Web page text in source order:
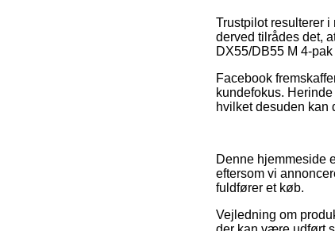
Trustpilot resulterer
derved tilrådes det,
DX55/DB55 M 4-
Facebook
kundefokus.
hvilket desuden kan
Denne hjemmeside
eftersom vi
fuldfører et køb.
Vejledning om